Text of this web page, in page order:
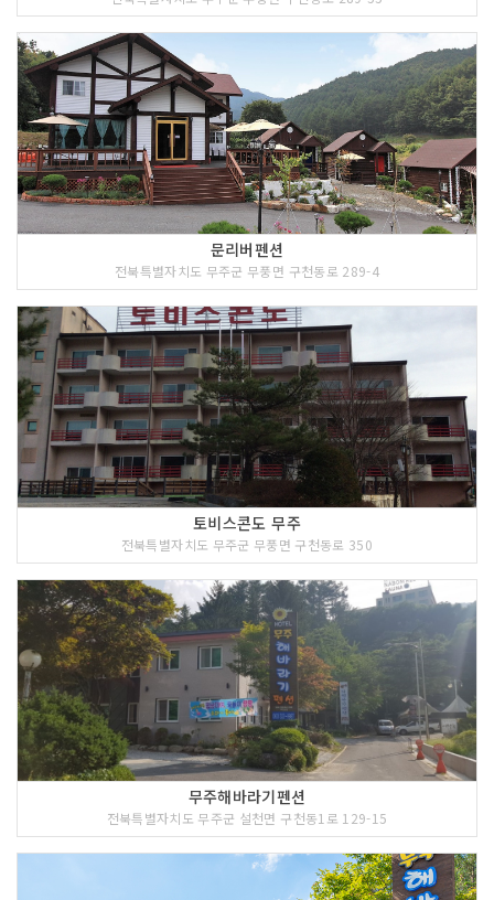
문리버펜션
전북특별자치도 무주군 무풍면 구천동로 289-4
토비스콘도 무주
전북특별자치도 무주군 무풍면 구천동로 350
무주해바라기펜션
전북특별자치도 무주군 설천면 구천동1로 129-15